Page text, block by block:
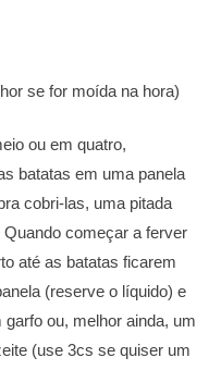
se for moída na hora)
ou em quatro,
batatas em uma panela
cobri-las, uma pitada
começar a ferver
até as batatas ficarem
(reserve o líquido) e
ou, melhor ainda, um
(use 3cs se quiser um